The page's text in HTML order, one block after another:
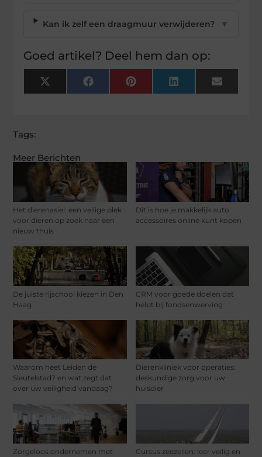
Meer Berichten
Het dierenasiel: een veilige plek
voor dieren op zoek naar een
nieuw thuis
Dit is hoe je makkelijk auto
accessoires online kunt kopen
De juiste rijschool kiezen in Den
Haag
CRM voor goede doelen dat
helpt bij fondsenwerving
Waarom heet Leiden de
Sleutelstad? en wat zegt dat
over uw veiligheid vandaag?
Dierenkliniek voor operaties:
deskundige zorg voor uw
huisdier
Zorgeloos ondernemen met
Cursus zeezeilen: leer veilig en
Kan ik zelf een draagmuur verwijderen? ▼
Goed artikel? Deel hem dan op:
X
(Twitter)
FacebookPinterest LinkedIn Email
Tags: